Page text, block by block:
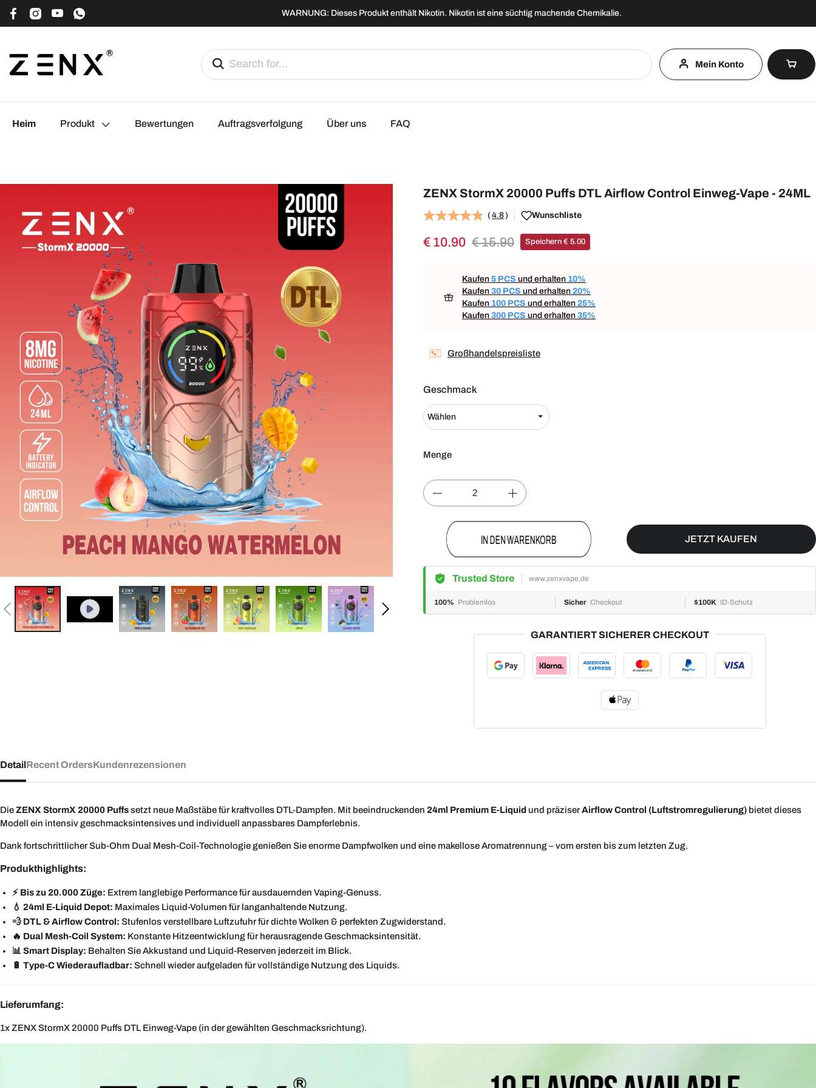
WARNUNG: Dieses Produkt enthält Nikotin. Nikotin ist eine süchtig machende Chemikalie.
Mein Konto
Heim Produkt Bewertungen Auftragsverfolgung Über uns FAQ
ZENX StormX 20000 Puffs DTL Airflow Control Einweg-Vape - 24ML
( 4.8 ) Wunschliste
€ 10.90 € 15.90 Speichern € 5.00
Kaufen 5 PCS und erhalten 10%
Kaufen 30 PCS und erhalten 20%
Kaufen 100 PCS und erhalten 25%
Kaufen 300 PCS und erhalten 35%
Großhandelspreisliste
Geschmack
Menge
IN DEN WARENKORB JETZT KAUFEN
Trusted Store www.zenxvape.de
100% Problemlos Sicher Checkout $100K ID-Schutz
GARANTIERT SICHERER CHECKOUT
Detail
DieZENX StormX 20000 Puffssetzt neue Maßstäbe für kraftvolles DTL-Dampfen. Mit beeindruckenden 24ml Premium E-Liquid und präziserAirflow Control (Luftstromregulierung) bietet dieses
Modell ein intensiv geschmacksintensives und individuell anpassbares Dampferlebnis.
Dank fortschrittlicher Sub-Ohm Dual Mesh-Coil-Technologie genießen Sie enorme Dampfwolken und eine makellose Aromatrennung – vom ersten bis zum letzten Zug.
Produkthighlights:
⚡ Bis zu 20.000 Züge: Extrem langlebige Performance für ausdauernden Vaping-Genuss.
💧 24ml E-Liquid Depot: Maximales Liquid-Volumen für langanhaltende Nutzung.
💨 DTL & Airflow Control: Stufenlos verstellbare Luftzufuhr für dichte Wolken & perfekten Zugwiderstand.
🔥 Dual Mesh-Coil System: Konstante Hitzeentwicklung für herausragende Geschmacksintensität.
📊 Smart Display: Behalten Sie Akkustand und Liquid-Reserven jederzeit im Blick.
🔋 Type-C Wiederaufladbar: Schnell wieder aufgeladen für vollständige Nutzung des Liquids.
Lieferumfang:
1x ZENX StormX 20000 Puffs DTL Einweg-Vape (in der gewählten Geschmacksrichtung).
Recent OrdersKundenrezensionen